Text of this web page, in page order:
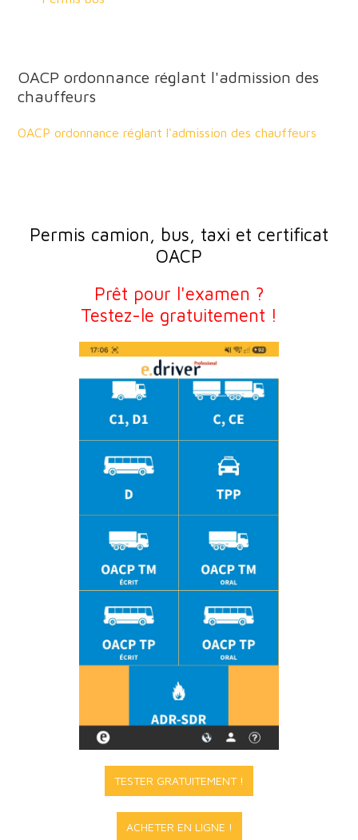
OACP ordonnance réglant l'admission des
chauffeurs
OACP ordonnance réglant l'admission des chauffeurs
Permis camion, bus, taxi et certificat
OACP
Prêt pour l'examen ?
Testez-le gratuitement !
TESTER GRATUITEMENT !
ACHETER EN LIGNE !